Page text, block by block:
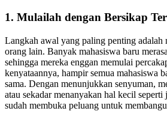
1. Mulailah dengan Bersikap
Langkah awal yang paling penting adalah
orang lain. Banyak mahasiswa baru
sehingga mereka enggan memulai
kenyataannya, hampir semua mahasiswa
sama. Dengan menunjukkan senyuman,
atau sekadar menanyakan hal kecil
sudah membuka peluang untuk